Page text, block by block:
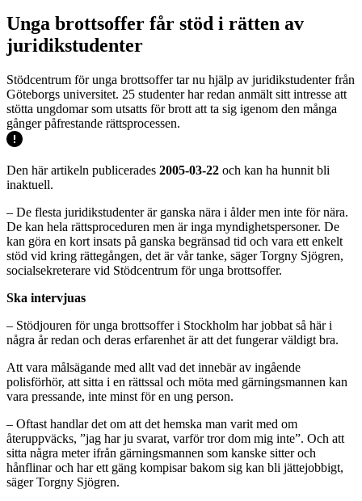
Unga brottsoffer får stöd i rätten av
juridikstudenter
Stödcentrum för unga brottsoffer tar nu hjälp av juridikstudenter från
Göteborgs universitet. 25 studenter har redan anmält sitt intresse att
stötta ungdomar som utsatts för brott att ta sig igenom den många
gånger påfrestande rättsprocessen.
Den här artikeln publicerades 2005-03-22 och kan ha hunnit bli
inaktuell.
– De flesta juridikstudenter är ganska nära i ålder men inte för nära.
De kan hela rättsproceduren men är inga myndighetspersoner. De
kan göra en kort insats på ganska begränsad tid och vara ett enkelt
stöd vid kring rättegången, det är vår tanke, säger Torgny Sjögren,
socialsekreterare vid Stödcentrum för unga brottsoffer.
Ska intervjuas
– Stödjouren för unga brottsoffer i Stockholm har jobbat så här i
några år redan och deras erfarenhet är att det fungerar väldigt bra.
Att vara målsägande med allt vad det innebär av ingående
polisförhör, att sitta i en rättssal och möta med gärningsmannen kan
vara pressande, inte minst för en ung person.
– Oftast handlar det om att det hemska man varit med om
återuppväcks, ”jag har ju svarat, varför tror dom mig inte”. Och att
sitta några meter ifrån gärningsmannen som kanske sitter och
hånflinar och har ett gäng kompisar bakom sig kan bli jättejobbigt,
säger Torgny Sjögren.